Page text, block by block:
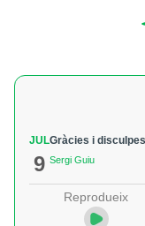
JUL
9
Gràcies i disculpes
Sergi Guiu
Reprodueix